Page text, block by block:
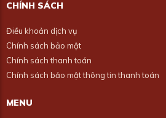
CHÍNH SÁCH
Điều khoản dịch vụ
Chính sách bảo mật
Chính sách thanh toán
Chính sách bảo mật thông tin thanh toán
MENU